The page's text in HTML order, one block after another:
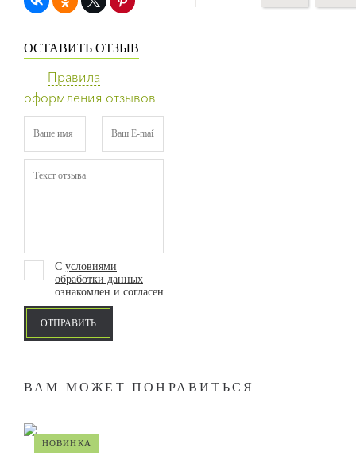
ОСТАВИТЬ ОТЗЫВ
Правила
оформления отзывов
С условиями
обработки данных
ознакомлен и согласен
ОТПРАВИТЬ
ВАМ МОЖЕТ ПОНРАВИТЬСЯ
НОВИНКА